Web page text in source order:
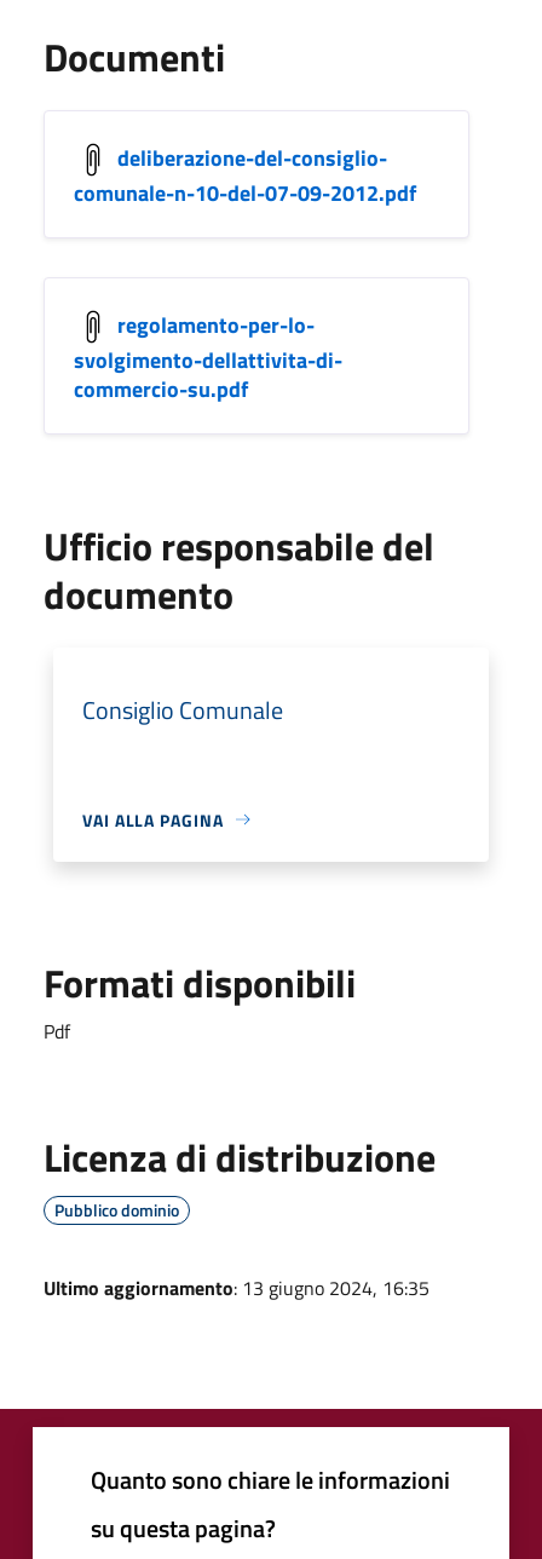
Documenti
deliberazione-del-consiglio-
comunale-n-10-del-07-09-2012.pdf
regolamento-per-lo-
svolgimento-dellattivita-di-
commercio-su.pdf
Ufficio responsabile del
documento
Consiglio Comunale
VAI ALLA PAGINA
Formati disponibili
Pdf
Licenza di distribuzione
Pubblico dominio
Ultimo aggiornamento: 13 giugno 2024, 16:35
Quanto sono chiare le informazioni
su questa pagina?